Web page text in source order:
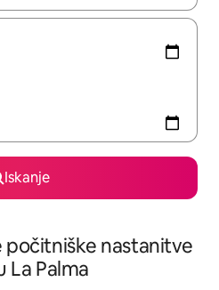
Iskanje
počitniške nastanitve
La Palma